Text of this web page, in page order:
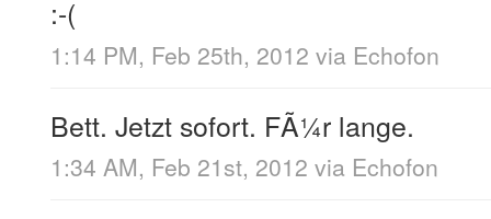
:-(
1:14 PM, Feb 25th, 2012 via Echofon
Bett. Jetzt sofort. FÃ¼r lange.
1:34 AM, Feb 21st, 2012 via Echofon